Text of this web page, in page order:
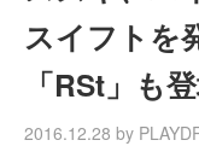
リザルトデータベ
バックナンバー
オンラインストア
スイフトを
「RSt」も
2016.12.28 by